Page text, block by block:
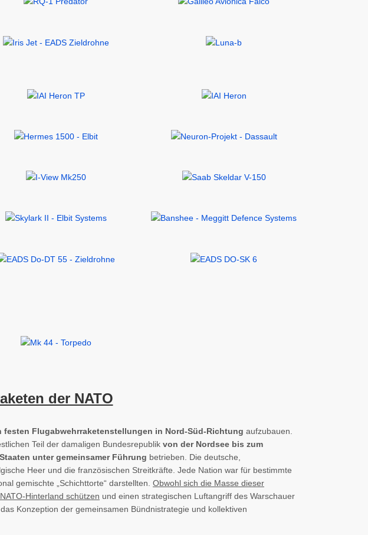
der NATO
festen Flugabwehrraketenstellungen in Nord-Süd-Richtung aufzubauen.
Teil der damaligen Bundesrepublik von der Nordsee bis zum
unter gemeinsamer Führung betrieben. Die deutsche,
Heer und die französischen Streitkräfte. Jede Nation war für bestimmte
gemischte „Schichttorte“ darstellten. Obwohl sich die Masse dieser
Hinterland schützen und einen strategischen Luftangriff des Warschauer
Konzeption der gemeinsamen Bündnistrategie und kollektiven